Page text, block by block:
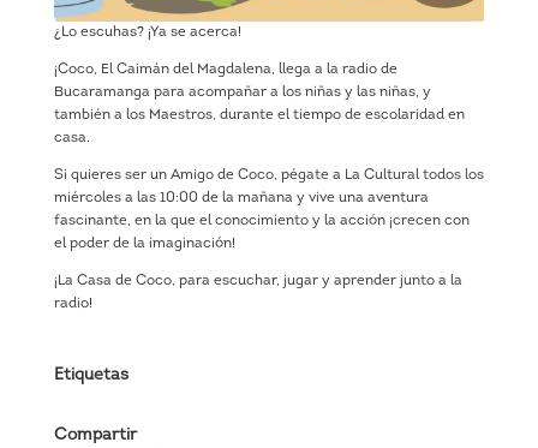
¿Lo escuhas? ¡Ya se acerca!
¡Coco, El Caimán del Magdalena, llega a la radio de
Bucaramanga para acompañar a los niñas y las niñas, y
también a los Maestros, durante el tiempo de escolaridad en
casa.
Si quieres ser un Amigo de Coco, pégate a La Cultural todos los
miércoles a las 10:00 de la mañana y vive una aventura
fascinante, en la que el conocimiento y la acción ¡crecen con
el poder de la imaginación!
¡La Casa de Coco, para escuchar, jugar y aprender junto a la
radio!
Etiquetas
Compartir